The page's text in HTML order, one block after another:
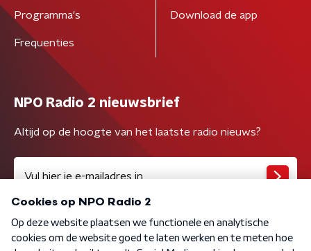
Programma's
Frequenties
Download de app
NPO Radio 2 nieuwsbrief
Altijd op de hoogte van het laatste radio nieuws?